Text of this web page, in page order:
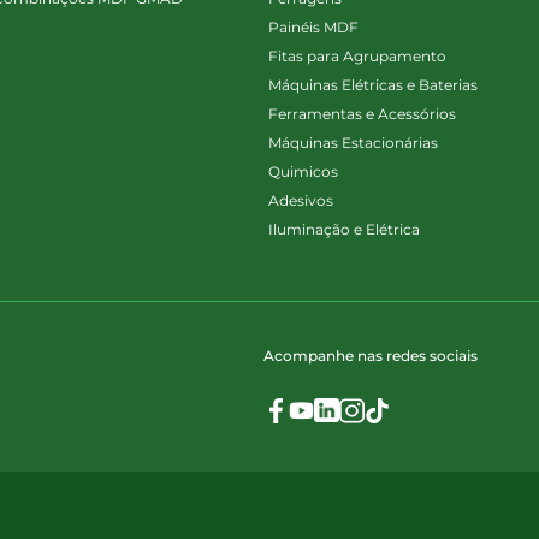
Painéis MDF
Fitas para Agrupamento
Máquinas Elétricas e Baterias
Ferramentas e Acessórios
Máquinas Estacionárias
Quimicos
Adesivos
Iluminação e Elétrica
Acompanhe nas redes sociais